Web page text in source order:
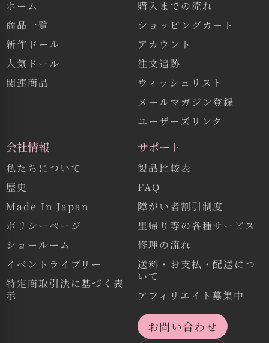
ホーム
商品一覧
新作ドール
人気ドール
関連商品
購入までの流れ
ショッピングカート
アカウント
注文追跡
ウィッシュリスト
メールマガジン登録
ユーザーズリンク
会社情報
私たちについて
歴史
Made In Japan
ポリシーページ
ショールーム
イベントライブリー
特定商取引法に基づく表
示
サポート
製品比較表
FAQ
障がい者割引制度
里帰り等の各種サービス
修理の流れ
送料・お支払・配送につ
いて
アフィリエイト募集中
お問い合わせ